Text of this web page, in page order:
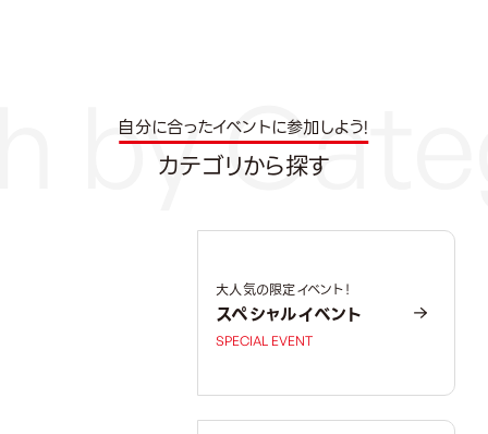
自分に合ったイベントに参加しよう!
カテゴリから探す
大人気の限定イベント！
スペシャルイベント
SPECIAL EVENT